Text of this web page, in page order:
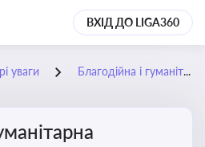
ВХІД ДО LIGA360
уваги Благодійна і гуманітарна допомога